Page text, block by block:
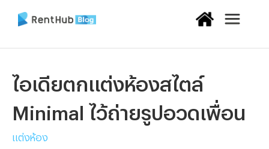
ไอเดียตกแต่งห้องสไตล์
Minimal ไว้ถ่ายรูปอวดเพื่อน
แต่งห้อง